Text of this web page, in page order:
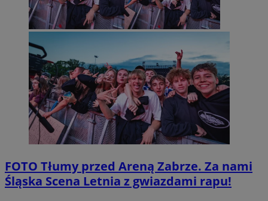
FOTO Tłumy przed Areną Zabrze. Za nami
Śląska Scena Letnia z gwiazdami rapu!